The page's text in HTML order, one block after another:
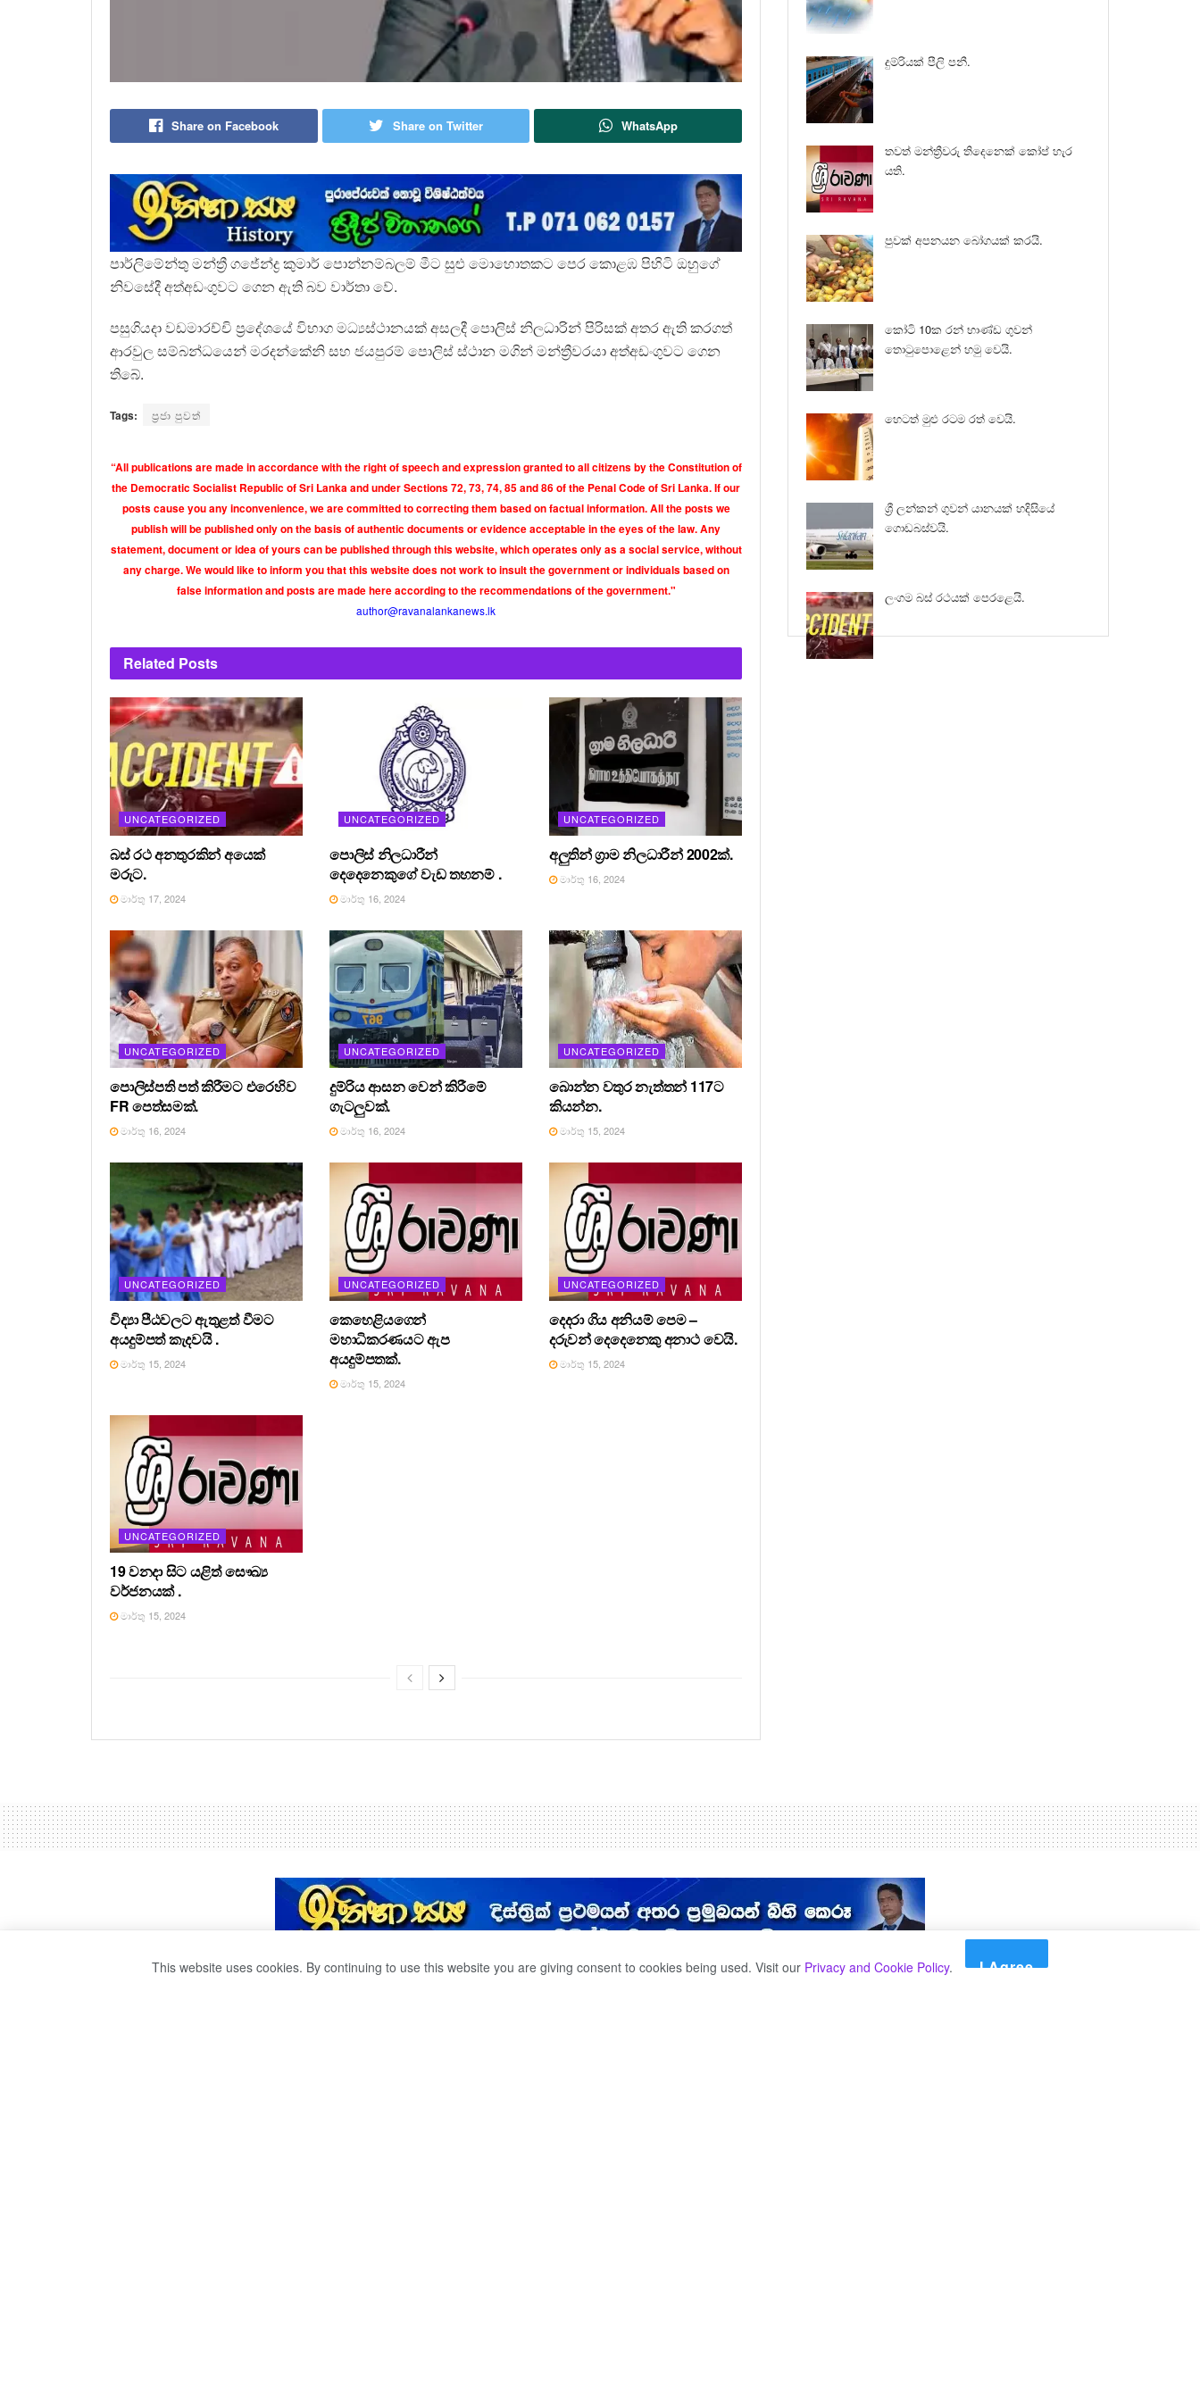
Share on Facebook Share on Twitter WhatsApp
පාර්ලිමේන්තු මන්ත්‍රී ගජේන්ද්‍ර කුමාර් පොන්නම්බලම් මීට සුළු මොහොතකට පෙර කොළඹ පිහිටි ඔහුගේ
නිවසේදී අත්අඩංගුවට ගෙන ඇති බව වාර්තා වේ.
පසුගියදා වඩමාරච්චි ප්‍රදේශයේ විභාග මධ්‍යස්ථානයක් අසලදී පොලිස් නිලධාරින් පිරිසක් අතර ඇති කරගත්
ආරවුල සම්බන්ධයෙන් මරදන්කේනි සහ ජයපුරම් පොලිස් ස්ථාන මගින් මන්ත්‍රීවරයා අත්අඩංගුවට ගෙන
තිබේ.
Tags: ප්‍රජා පුවත්
“All publications are made in accordance with the right of speech and expression granted to all citizens by the Constitution of
the Democratic Socialist Republic of Sri Lanka and under Sections 72, 73, 74, 85 and 86 of the Penal Code of Sri Lanka. If our
posts cause you any inconvenience, we are committed to correcting them based on factual information. All the posts we
publish will be published only on the basis of authentic documents or evidence acceptable in the eyes of the law. Any
statement, document or idea of yours can be published through this website, which operates only as a social service, without
any charge. We would like to inform you that this website does not work to insult the government or individuals based on
false information and posts are made here according to the recommendations of the government."
author@ravanalankanews.lk
Related Posts
UNCATEGORIZED
බස් රථ අනතුරකින් අයෙක්
මරුට.
මාර්තු 17, 2024
UNCATEGORIZED
පොලිස් නිලධාරීන්
දෙදෙනෙකුගේ වැඩ තහනම් .
මාර්තු 16, 2024
UNCATEGORIZED
අලුතින් ග්‍රාම නිලධාරීන් 2002ක්.
මාර්තු 16, 2024
UNCATEGORIZED
පොලිස්පති පත් කිරීමට එරෙහිව
FR පෙත්සමක්.
මාර්තු 16, 2024
UNCATEGORIZED
දුම්රිය ආසන වෙන් කිරීමේ
ගැටලුවක්.
මාර්තු 16, 2024
UNCATEGORIZED
බොන්න වතුර නැත්තන් 117ට
කියන්න.
මාර්තු 15, 2024
UNCATEGORIZED
විද්‍යා පීඨවලට ඇතුළත් වීමට
අයදුම්පත් කැදවයි .
මාර්තු 15, 2024
UNCATEGORIZED
කෙහෙළියගෙන්
මහාධිකරණයට ඇප
අයදුම්පතක්.
මාර්තු 15, 2024
UNCATEGORIZED
දෙදරා ගිය අනියම් පෙම –
දරුවන් දෙදෙනෙකු අනාථ වෙයි.
මාර්තු 15, 2024
UNCATEGORIZED
19 වනදා සිට යළිත් සෞඛ්‍ය
වර්ජනයක් .
මාර්තු 15, 2024
දුම්රියක් පීලි පනී.
තවත් මන්ත්‍රීවරු තිදෙනෙක් කෝප් හැර
යති.
පුවක් අපනයන බෝගයක් කරයි.
කෝටි 10ක රන් භාණ්ඩ ගුවන්
තොටුපොළෙන් හමු වෙයි.
හෙටත් මුළු රටම රත් වෙයි.
ශ්‍රී ලන්කන් ගුවන් යානයක් හදිසියේ
ගොඩබස්වයි.
ලංගම බස් රථයක් පෙරළෙයි.
This website uses cookies. By continuing to use this website you are giving consent to cookies being used. Visit our Privacy and Cookie Policy. I Agree